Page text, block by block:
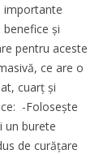
importante
benefice și
pentru aceste
ce are o
cuarț și
-Folosește
un burete
de curățare